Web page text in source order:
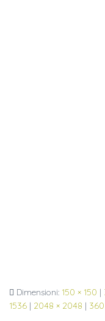
Dimensioni: 150 × 150 |
1536 | 2048 × 2048 |